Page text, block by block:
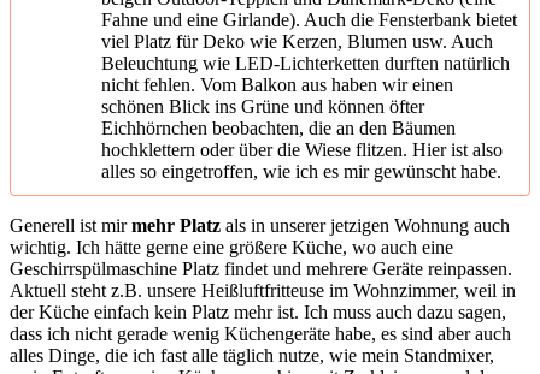
Fahne und eine Girlande). Auch die Fensterbank bietet
viel Platz für Deko wie Kerzen, Blumen usw. Auch
Beleuchtung wie LED-Lichterketten durften natürlich
nicht fehlen. Vom Balkon aus haben wir einen
schönen Blick ins Grüne und können öfter
Eichhörnchen beobachten, die an den Bäumen
hochklettern oder über die Wiese flitzen. Hier ist also
alles so eingetroffen, wie ich es mir gewünscht habe.
Generell ist mirmehr Platz als in unserer jetzigen Wohnung auch
wichtig. Ich hätte gerne eine größere Küche, wo auch eine
Geschirrspülmaschine Platz findet und mehrere Geräte reinpassen.
Aktuell steht z.B. unsere Heißluftfritteuse im Wohnzimmer, weil in
der Küche einfach kein Platz mehr ist. Ich muss auch dazu sagen,
dass ich nicht gerade wenig Küchengeräte habe, es sind aber auch
alles Dinge, die ich fast alle täglich nutze, wie mein Standmixer,